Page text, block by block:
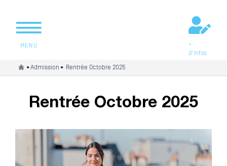
MENU
+
d'infos
Vous êtes ici
•Admission • Rentrée Octobre 2025
Rentrée Octobre 2025